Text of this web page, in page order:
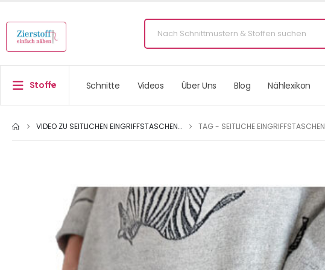
Stoffe Schnitte Videos Über Uns Blog Nählexikon
VIDEO ZU SEITLICHEN EINGRIFFSTASCHEN… TAG - SEITLICHE EINGRIFFSTASCHEN